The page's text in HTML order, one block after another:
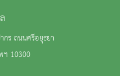
ร ถนนศรีอยุธยา
ฯ 10300